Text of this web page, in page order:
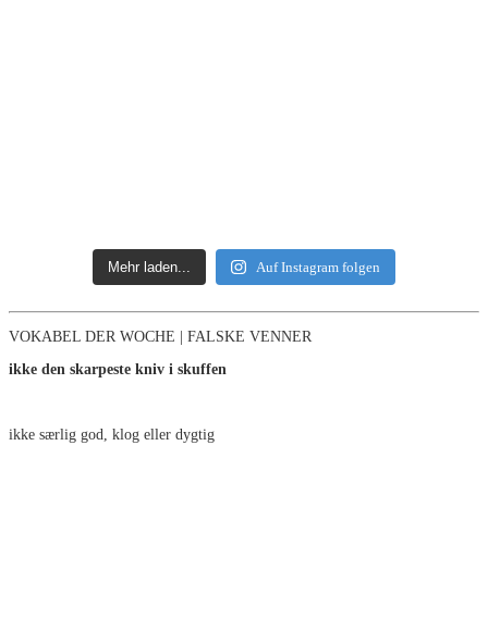
Mehr laden... Auf Instagram folgen
VOKABEL DER WOCHE | FALSKE VENNER
ikke den skarpeste kniv i skuffen
ikke særlig god, klog eller dygtig